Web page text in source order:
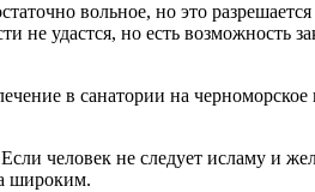
вольное, но это
не удастся, но есть
в санатории на
человек не следует исламу и
широким.